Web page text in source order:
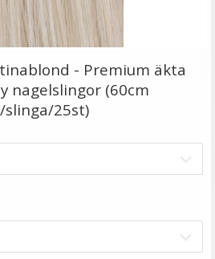
äkta löshår remy nagelslingor
- Premium äkta
nagelslingor (60cm
slinga/25st)